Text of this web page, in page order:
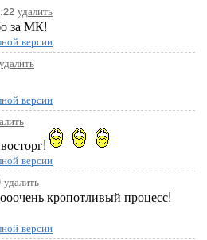
удалить
за МК!
версии
удалить
версии
версии
удалить
кропотливый процесс!
версии